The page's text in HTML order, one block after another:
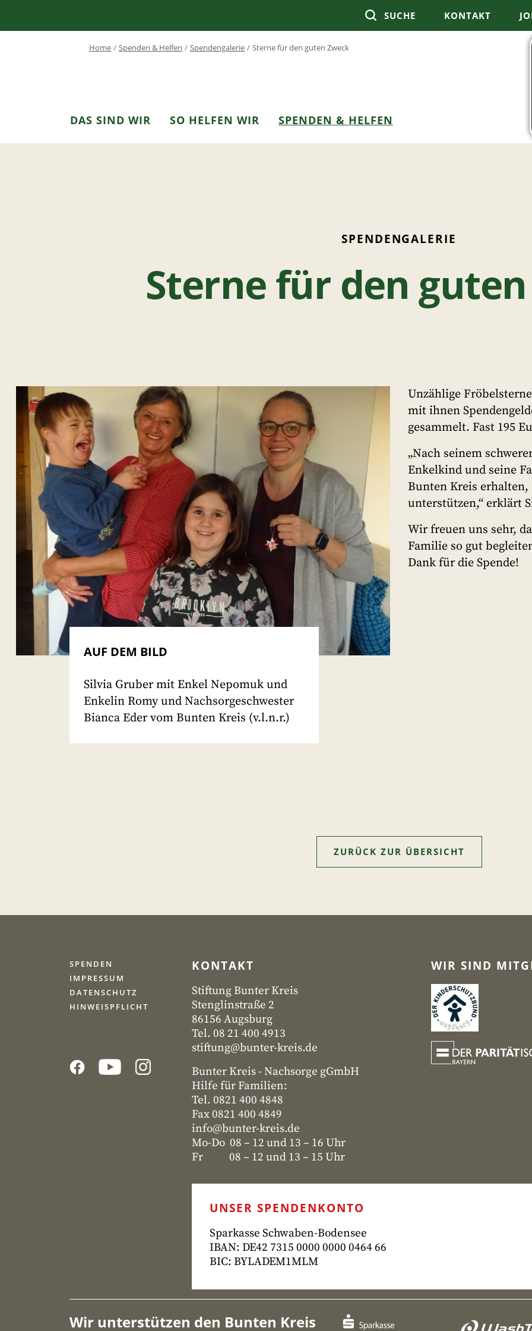
SUCHE KONTAKT
Home Spenden & Helfen Spendengalerie Sterne für den guten Zweck
DAS SIND WIR SO HELFEN WIR SPENDEN & HELFEN
SPENDENGALERIE
Sterne für den
AUF DEM BILD
Silvia Gruber mit Enkel Nepomuk und
Enkelin Romy und Nachsorgeschwester
Bianca Eder vom Bunten Kreis (v.l.n.r.)
Unzählige
mit ihnen
gesammelt. Fast 195
„Nach seinem
Enkelkind und seine
Bunten Kreis
unterstützen,“ erklärt
Wir freuen uns sehr,
Familie so gut
Dank für die Spende!
ZURÜCK ZUR ÜBERSICHT
SPENDEN
IMPRESSUM
DATENSCHUTZ
HINWEISPFLICHT
KONTAKT
Stiftung Bunter Kreis
Stenglinstraße 2
86156 Augsburg
Tel. 08 21 400 4913
stiftung@bunter-kreis.de
Bunter Kreis - Nachsorge gGmbH
Hilfe für Familien:
Tel. 0821 400 4848
Fax 0821 400 4849
info@bunter-kreis.de
Mo-Do 08 – 12 und 13 – 16 Uhr
Fr 08 – 12 und 13 – 15 Uhr
WIR SIND
UNSER SPENDENKONTO
Sparkasse Schwaben-Bodensee
IBAN: DE42 7315 0000 0000 0464 66
BIC: BYLADEM1MLM
Wir unterstützen den Bunten Kreis